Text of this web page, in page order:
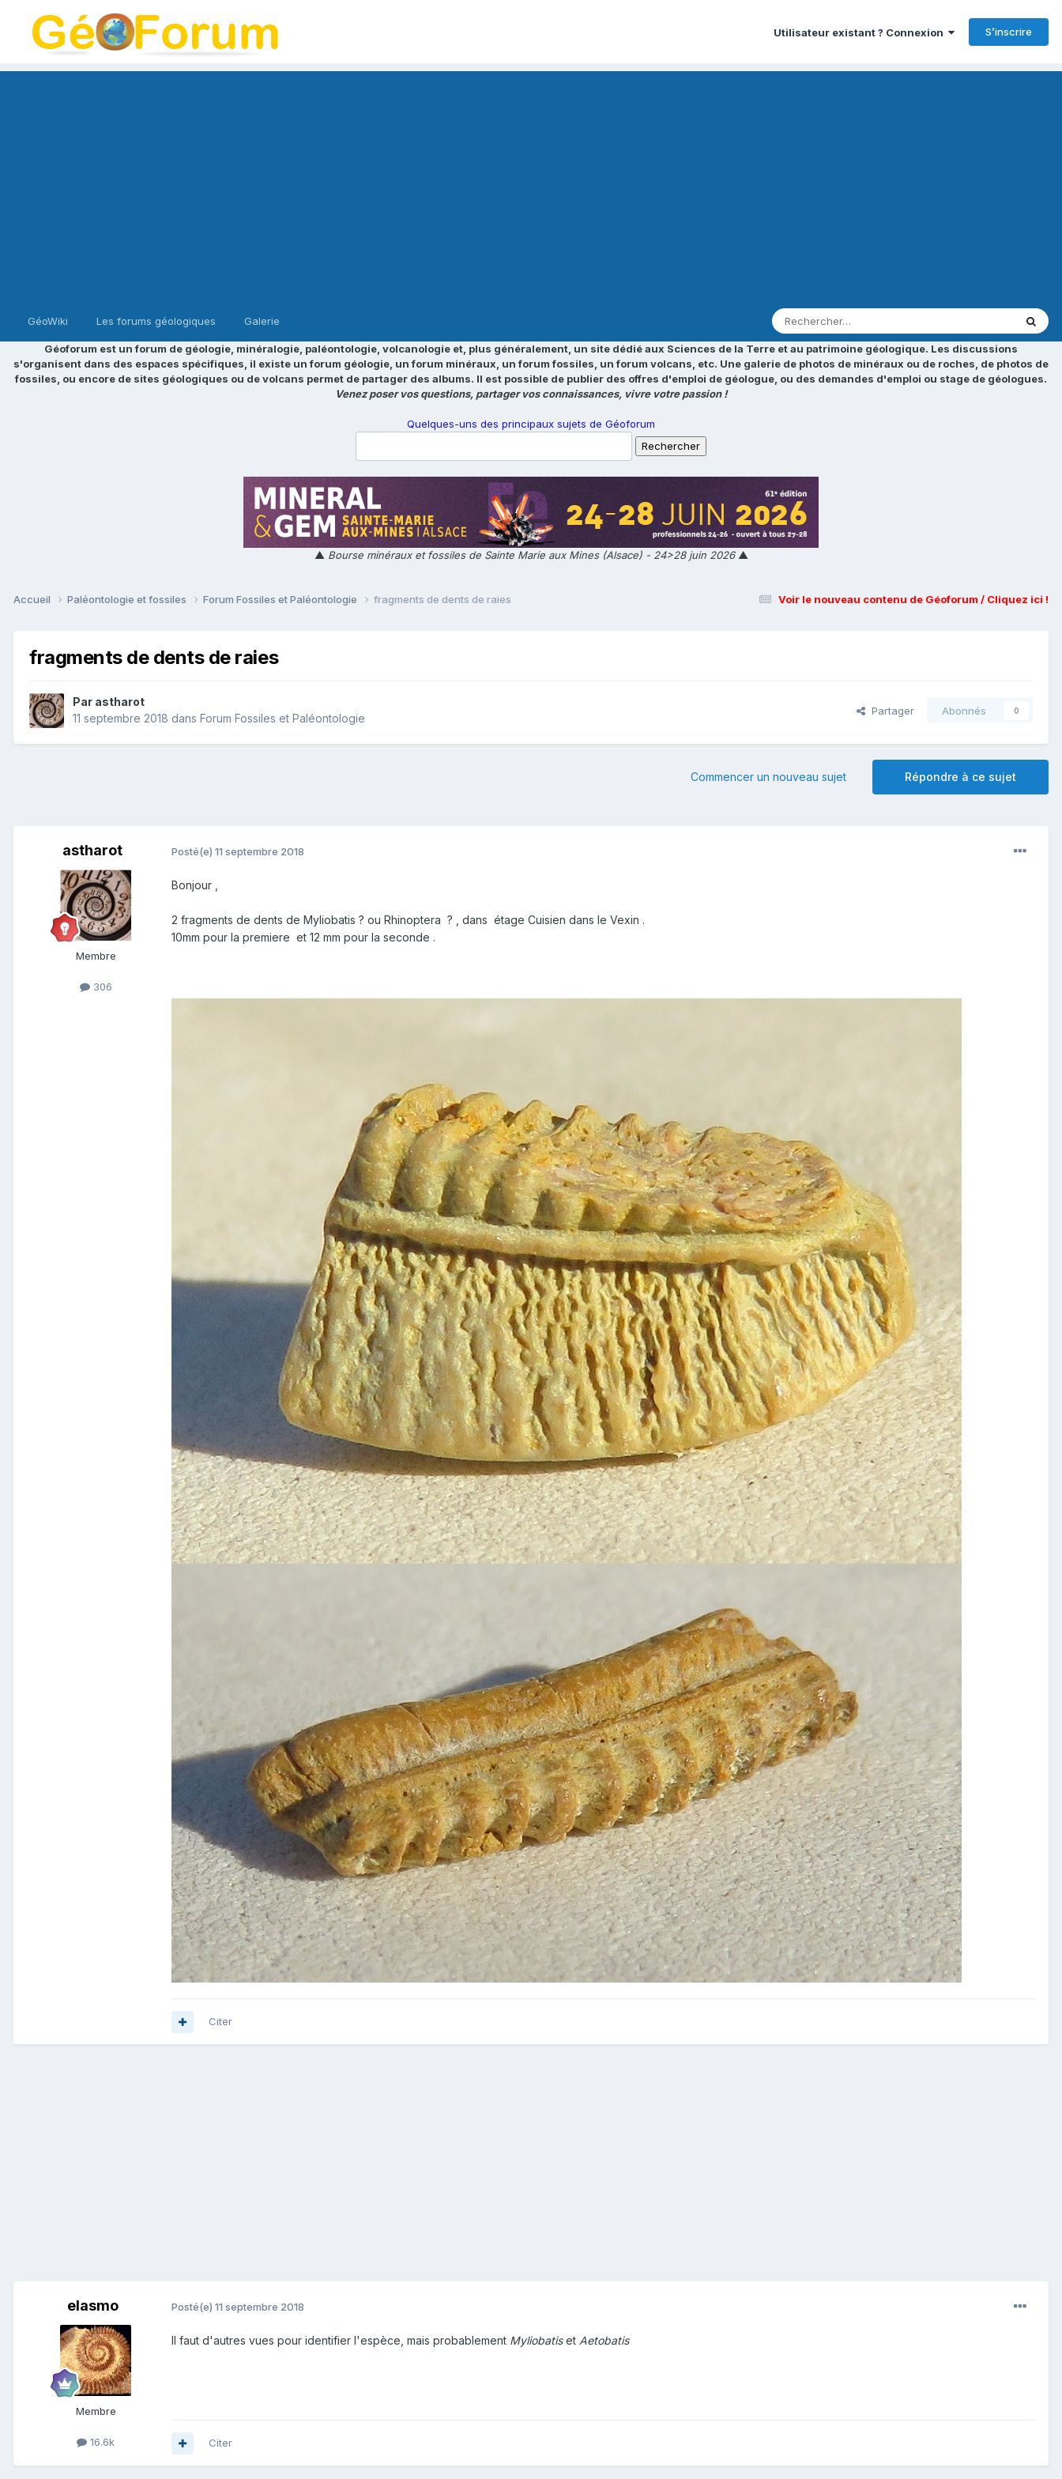
Utilisateur existant ? Connexion S’inscrire
GéoWiki Les forums géologiques Galerie
Géoforum est un forum de géologie, minéralogie, paléontologie, volcanologie et, plus généralement, un site dédié aux Sciences de la Terre et au patrimoine géologique. Les discussions
s'organisent dans des espaces spécifiques, il existe un forum géologie, un forum minéraux, un forum fossiles, un forum volcans, etc. Une galerie de photos de minéraux ou de roches, de photos de
fossiles, ou encore de sites géologiques ou de volcans permet de partager des albums. Il est possible de publier des offres d'emploi de géologue, ou des demandes d'emploi ou stage de géologues.
Venez poser vos questions, partager vos connaissances, vivre votre passion !
Quelques-uns des principaux sujets de Géoforum
▲ Bourse minéraux et fossiles de Sainte Marie aux Mines (Alsace) - 24>28 juin 2026▲
Voir le nouveau contenu de Géoforum / Cliquez ici !
Accueil Paléontologie et fossiles Forum Fossiles et Paléontologie fragments de dents de raies
fragments de dents de raies
Par astharot
11 septembre 2018 dans Forum Fossiles et Paléontologie
Partager Abonnés 0
Répondre à ce sujet
Commencer un nouveau sujet
astharot
Membre
306
Posté(e) 11 septembre 2018
Bonjour ,
2 fragments de dents de Myliobatis ? ou Rhinoptera ? , dans étage Cuisien dans le Vexin .
10mm pour la premiere et 12 mm pour la seconde .
Citer
elasmo
Membre
16.6k
Posté(e) 11 septembre 2018
Il faut d'autres vues pour identifier l'espèce, mais probablement Myliobatiset Aetobatis
Citer